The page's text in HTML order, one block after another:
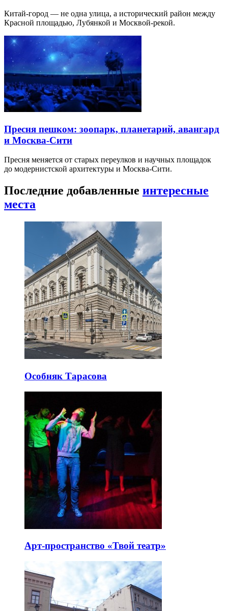
Китай-город — не одна улица, а исторический район между
Красной площадью, Лубянкой и Москвой-рекой.
Пресня пешком: зоопарк, планетарий, авангард
и Москва-Сити
Пресня меняется от старых переулков и научных площадок
до модернистской архитектуры и Москва-Сити.
Последние добавленные интересные
места
Особняк Тарасова
Арт-пространство «Твой театр»